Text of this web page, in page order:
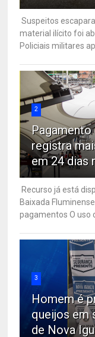
Suspeitos
material ilícito foi
Policiais militares
2
registra
em 24 dias
Recurso já está
Baixada
pagamentos O uso
3
Homem é
queijos em
de Nova